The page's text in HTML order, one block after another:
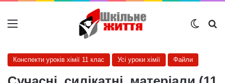
Меню
Конспекти уроків хімії 11 клас Усі уроки хімії Файли